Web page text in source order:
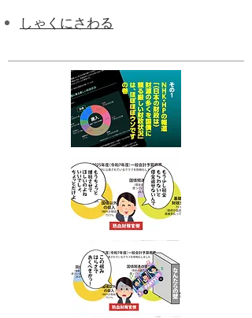
しゃくにさわる